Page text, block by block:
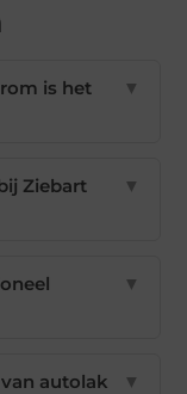
is het
▼
Ziebart
▼
▼
autolak
▼